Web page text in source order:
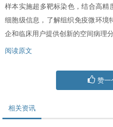
样本实施超多靶标染色，结合高精
细胞级信息，了解组织免疫微环境
企和临床用户提供创新的空间病理
阅读原文
赞一
相关资讯